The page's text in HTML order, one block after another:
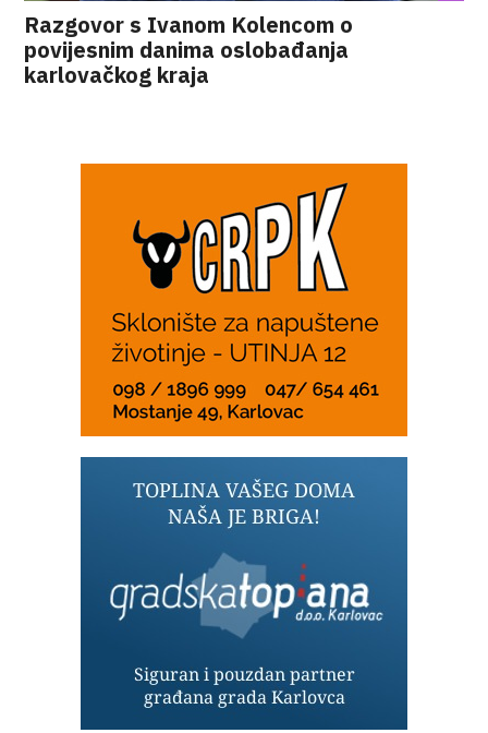
Razgovor s Ivanom Kolencom o
povijesnim danima oslobađanja
karlovačkog kraja